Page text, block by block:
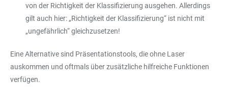
von der Richtigkeit der Klassifizierung ausgehen. Allerdings
gilt auch hier: „Richtigkeit der Klassifizierung“ ist nicht mit
„ungefährlich“ gleichzusetzen!
Eine Alternative sind Präsentationstools, die ohne Laser
auskommen und oftmals über zusätzliche hilfreiche Funktionen
verfügen.